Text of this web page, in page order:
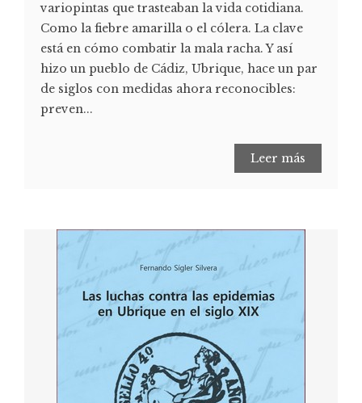
variopintas que trasteaban la vida cotidiana.
Como la fiebre amarilla o el cólera. La clave
está en cómo combatir la mala racha. Y así
hizo un pueblo de Cádiz, Ubrique, hace un par
de siglos con medidas ahora reconocibles:
preven...
Leer más